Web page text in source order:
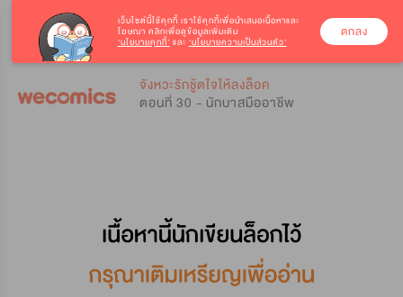
จังหวะรักชู้ตใจให้ลงล็อค
ตอนที่ 30 - นักบาสมืออาชีพ
เว็บไซต์นี้ใช้คุกกี้ เราใช้คุกกี้เพื่อนำเสนอเนื้อหาและ
โฆษณา คลิกเพื่อดูข้อมูลเพิ่มเติม
‘นโยบายคุกกี้’ และ ‘นโยบายความเป็นส่วนตัว’
ตกลง